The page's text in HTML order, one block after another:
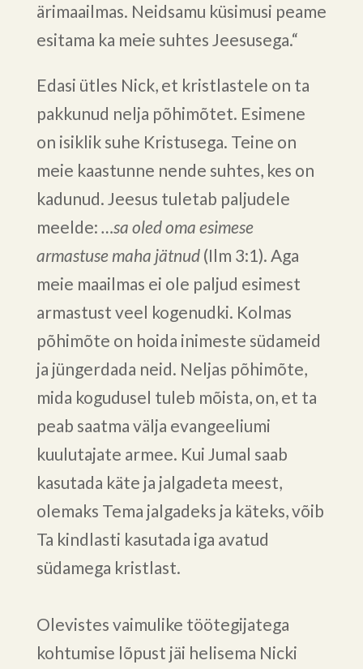
ärimaailmas. Neidsamu küsimusi peame
esitama ka meie suhtes Jeesusega.“
Edasi ütles Nick, et kristlastele on ta
pakkunud nelja põhimõtet. Esimene
on isiklik suhe Kristusega. Teine on
meie kaastunne nende suhtes, kes on
kadunud. Jeesus tuletab paljudele
meelde: …sa oled oma esimese
armastuse maha jätnud(Ilm 3:1). Aga
meie maailmas ei ole paljud esimest
armastust veel kogenudki. Kolmas
põhimõte on hoida inimeste südameid
ja jüngerdada neid. Neljas põhimõte,
mida kogudusel tuleb mõista, on, et ta
peab saatma välja evangeeliumi
kuulutajate armee. Kui Jumal saab
kasutada käte ja jalgadeta meest,
olemaks Tema jalgadeks ja käteks, võib
Ta kindlasti kasutada iga avatud
südamega kristlast.
Olevistes vaimulike töötegijatega
kohtumise lõpust jäi helisema Nicki